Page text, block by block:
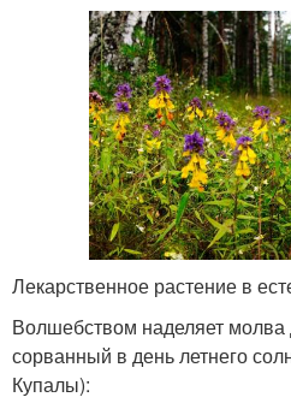
Лекарственное растение в
Волшебством наделяет молва
сорванный в день летнего
Купалы):